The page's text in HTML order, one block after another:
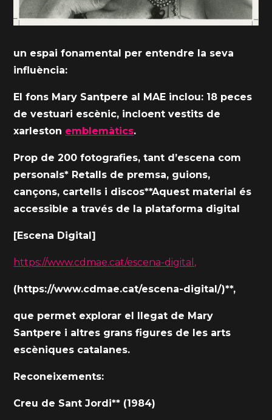
un espai fonamental per entendre la seva
influència:
El fons Mary Santpere al MAE inclou: 18 peces
de vestuari escènic, incloent vestits de
xarleston emblemàtics.
Prop de 200 fotografies, tant d’escena com
personals* Retalls de premsa, guions,
cançons, cartells i discos**Aquest material és
accessible a través de la plataforma digital
[Escena Digital]
https://www.cdmae.cat/escena-digital,
(https://www.cdmae.cat/escena-digital/)**,
que permet explorar el llegat de Mary
Santpere i altres grans figures de les arts
escèniques catalanes.
Reconeixements:
Creu de Sant Jordi** (1984)